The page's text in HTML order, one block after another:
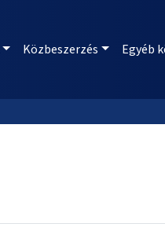
Közbeszerzés Egyéb